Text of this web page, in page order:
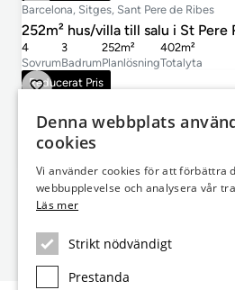
Barcelona, Sitges, Sant Pere de Ribes
252m² hus/villa till salu i St Pere
Sovrum
4
Badrum
3
Planlösning
252m²
Totalyta
402m²
Reducerat Pris
795 000 €
177m² hus/villa med 27m²
3
Inte exakt vad du
Denna webbplats
cookies
Vi använder cookies för att förbättra
webbupplevelse och analysera vår
Läs mer
Strikt nödvändigt
Prestanda